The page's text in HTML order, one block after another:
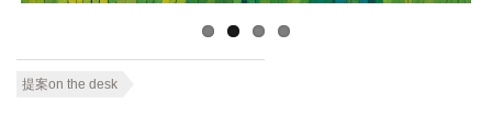
提案on the desk